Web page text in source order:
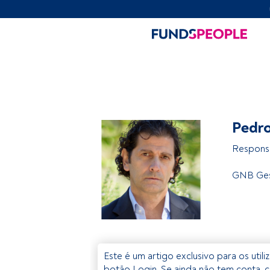
GNB
Este é um artigo exclusivo para os